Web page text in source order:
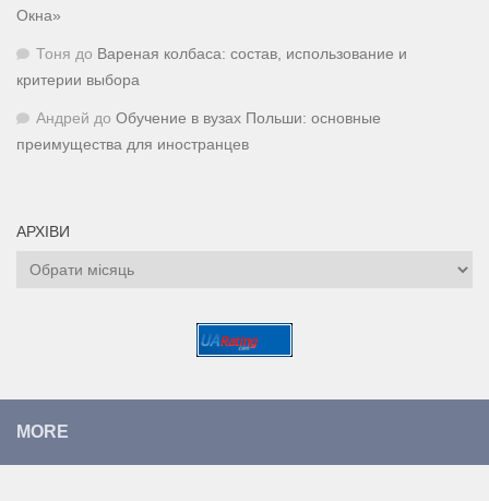
Окна»
Тоня до Вареная колбаса: состав, использование и
критерии выбора
Андрей до Обучение в вузах Польши: основные
преимущества для иностранцев
АРХІВИ
Архіви
MORE